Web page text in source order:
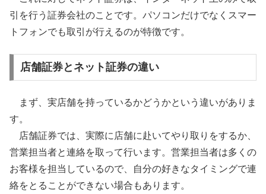
引を行う証券会社のことです。パソコンだけでなくスマー
トフォンでも取引が行えるのが特徴です。
店舗証券とネット証券の違い
まず、実店舗を持っているかどうかという違いがありま
す。
店舗証券では、実際に店舗に赴いてやり取りをするか、
営業担当者と連絡を取って行います。営業担当者は多くの
お客様を担当しているので、自分の好きなタイミングで連
絡をとることができない場合もあります。